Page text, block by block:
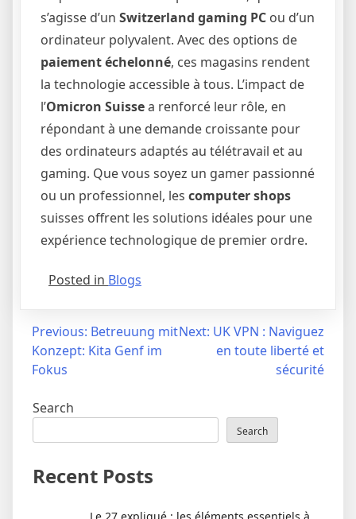
s’agisse d’un Switzerland gaming PC ou d’un
ordinateur polyvalent. Avec des options de
paiement échelonné, ces magasins rendent
la technologie accessible à tous. L’impact de
l’Omicron Suissea renforcé leur rôle, en
répondant à une demande croissante pour
des ordinateurs adaptés au télétravail et au
gaming. Que vous soyez un gamer passionné
ou un professionnel, les computer shops
suisses offrent les solutions idéales pour une
expérience technologique de premier ordre.
Posted in Blogs
Post
navigation
Previous: Betreuung mit
Konzept: Kita Genf im
Fokus
Next: UK VPN : Naviguez
en toute liberté et
sécurité
Search
Search
Recent Posts